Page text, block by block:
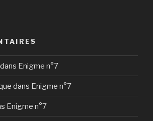
dans Enigme n°7
dans Enigme n°7
Enigme n°7